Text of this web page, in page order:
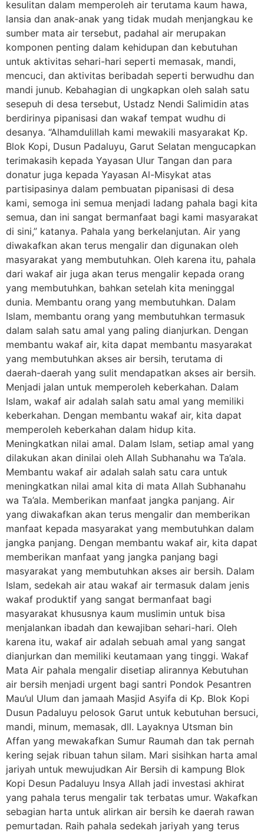
kesulitan dalam memperoleh air terutama kaum hawa,
lansia dan anak-anak yang tidak mudah menjangkau ke
sumber mata air tersebut, padahal air merupakan
komponen penting dalam kehidupan dan kebutuhan
untuk aktivitas sehari-hari seperti memasak, mandi,
mencuci, dan aktivitas beribadah seperti berwudhu dan
mandi junub. Kebahagian di ungkapkan oleh salah satu
sesepuh di desa tersebut, Ustadz Nendi Salimidin atas
berdirinya pipanisasi dan wakaf tempat wudhu di
desanya. “Alhamdulillah kami mewakili masyarakat Kp.
Blok Kopi, Dusun Padaluyu, Garut Selatan mengucapkan
terimakasih kepada Yayasan Ulur Tangan dan para
donatur juga kepada Yayasan Al-Misykat atas
partisipasinya dalam pembuatan pipanisasi di desa
kami, semoga ini semua menjadi ladang pahala bagi kita
semua, dan ini sangat bermanfaat bagi kami masyarakat
di sini,” katanya. Pahala yang berkelanjutan. Air yang
diwakafkan akan terus mengalir dan digunakan oleh
masyarakat yang membutuhkan. Oleh karena itu, pahala
dari wakaf air juga akan terus mengalir kepada orang
yang membutuhkan, bahkan setelah kita meninggal
dunia. Membantu orang yang membutuhkan. Dalam
Islam, membantu orang yang membutuhkan termasuk
dalam salah satu amal yang paling dianjurkan. Dengan
membantu wakaf air, kita dapat membantu masyarakat
yang membutuhkan akses air bersih, terutama di
daerah-daerah yang sulit mendapatkan akses air bersih.
Menjadi jalan untuk memperoleh keberkahan. Dalam
Islam, wakaf air adalah salah satu amal yang memiliki
keberkahan. Dengan membantu wakaf air, kita dapat
memperoleh keberkahan dalam hidup kita.
Meningkatkan nilai amal. Dalam Islam, setiap amal yang
dilakukan akan dinilai oleh Allah Subhanahu wa Ta’ala.
Membantu wakaf air adalah salah satu cara untuk
meningkatkan nilai amal kita di mata Allah Subhanahu
wa Ta’ala. Memberikan manfaat jangka panjang. Air
yang diwakafkan akan terus mengalir dan memberikan
manfaat kepada masyarakat yang membutuhkan dalam
jangka panjang. Dengan membantu wakaf air, kita dapat
memberikan manfaat yang jangka panjang bagi
masyarakat yang membutuhkan akses air bersih. Dalam
Islam, sedekah air atau wakaf air termasuk dalam jenis
wakaf produktif yang sangat bermanfaat bagi
masyarakat khususnya kaum muslimin untuk bisa
menjalankan ibadah dan kewajiban sehari-hari. Oleh
karena itu, wakaf air adalah sebuah amal yang sangat
dianjurkan dan memiliki keutamaan yang tinggi. Wakaf
Mata Air pahala mengalir disetiap alirannya Kebutuhan
air bersih menjadi urgent bagi santri Pondok Pesantren
Mau’ul Ulum dan jamaah Masjid Asyifa di Kp. Blok Kopi
Dusun Padaluyu pelosok Garut untuk kebutuhan bersuci,
mandi, minum, memasak, dll. Layaknya Utsman bin
Affan yang mewakafkan Sumur Raumah dan tak pernah
kering sejak ribuan tahun silam. Mari sisihkan harta amal
jariyah untuk mewujudkan Air Bersih di kampung Blok
Kopi Desun Padaluyu Insya Allah jadi investasi akhirat
yang pahala terus mengalir tak terbatas umur. Wakafkan
sebagian harta untuk alirkan air bersih ke daerah rawan
pemurtadan. Raih pahala sedekah jariyah yang terus